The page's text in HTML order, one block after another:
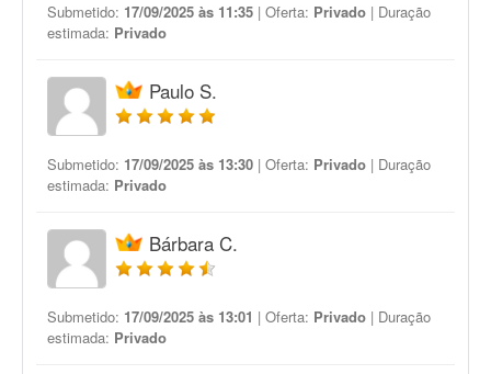
Submetido: 17/09/2025 às 11:35 | Oferta: Privado | Duração
estimada: Privado
Paulo S.
Submetido: 17/09/2025 às 13:30 | Oferta: Privado | Duração
estimada: Privado
Bárbara C.
Submetido: 17/09/2025 às 13:01 | Oferta: Privado | Duração
estimada: Privado